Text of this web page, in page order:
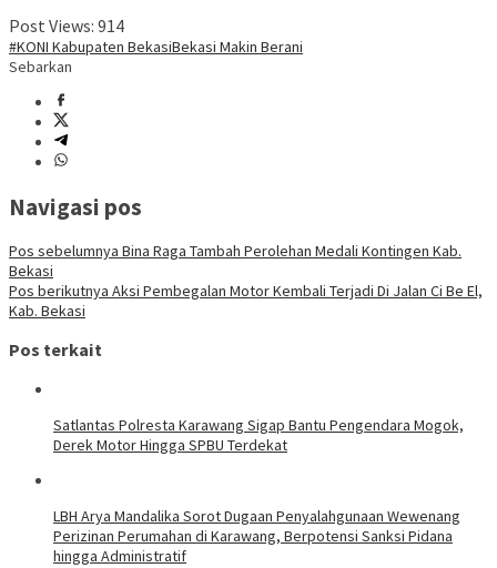
Post Views: 914
#KONI Kabupaten BekasiBekasi Makin Berani
Sebarkan
Navigasi pos
Pos sebelumnya Bina Raga Tambah Perolehan Medali Kontingen Kab.
Bekasi
Pos berikutnya Aksi Pembegalan Motor Kembali Terjadi Di Jalan Ci Be El,
Kab. Bekasi
Pos terkait
Satlantas Polresta Karawang Sigap Bantu Pengendara Mogok,
Derek Motor Hingga SPBU Terdekat
LBH Arya Mandalika Sorot Dugaan Penyalahgunaan Wewenang
Perizinan Perumahan di Karawang, Berpotensi Sanksi Pidana
hingga Administratif